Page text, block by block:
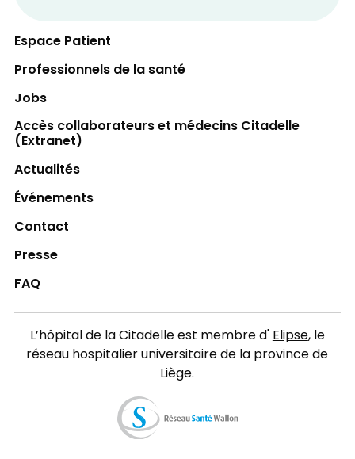
Espace Patient
Professionnels de la santé
Jobs
Accès collaborateurs et médecins Citadelle
(Extranet)
Actualités
Événements
Contact
Presse
FAQ
L’hôpital de la Citadelle est membre d'Elipse, le
réseau hospitalier universitaire de la province de
Liège.